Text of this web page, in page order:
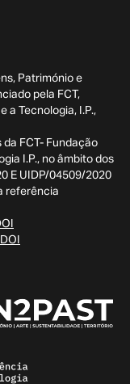
Património e
pela FCT,
a Tecnologia, I.P.,
FCT- Fundação
I.P., no âmbito dos
E UIDP/04509/2020
referência
DOI